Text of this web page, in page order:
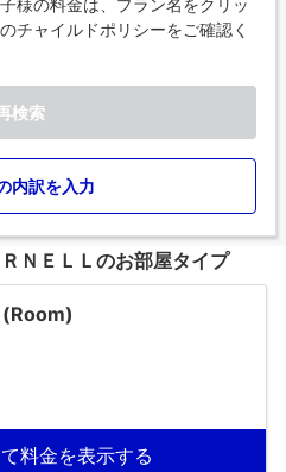
チャイルドポリシーをご確認く
検索
内訳を入力
ＮＥＬＬのお部屋タイプ
(Room)
料金を表示する